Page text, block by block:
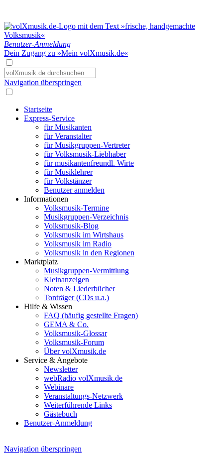
Benutzer-Anmeldung
Dein Zugang zu »Mein volXmusik.de«
Navigation überspringen
Startseite
Express-Service
für Musikanten
für Veranstalter
für Musikgruppen-Vertreter
für Volksmusik-Liebhaber
für musikantenfreundl. Wirte
für Musiklehrer
für Volkstänzer
Benutzer anmelden
Informationen
Volksmusik-Termine
Musikgruppen-Verzeichnis
Volksmusik-Blog
Volksmusik im Wirtshaus
Volksmusik im Radio
Volksmusik in den Regionen
Marktplatz
Musikgruppen-Vermittlung
Kleinanzeigen
Noten & Liederbücher
Tonträger (CDs u.a.)
Hilfe & Wissen
FAQ (häufig gestellte Fragen)
GEMA & Co.
Volksmusik-Glossar
Volksmusik-Forum
Über volXmusik.de
Service & Angebote
Newsletter
webRadio volXmusik.de
Webinare
Veranstaltungs-Netzwerk
Weiterführende Links
Gästebuch
Benutzer-Anmeldung
Navigation überspringen